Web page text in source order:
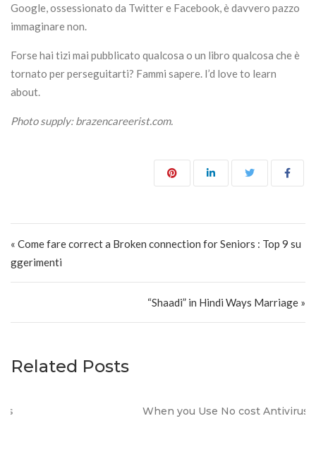
Google, ossessionato da Twitter e Facebook, è davvero pazzo
immaginare non.
Forse hai tizi mai pubblicato qualcosa o un libro qualcosa che è
tornato per perseguitarti? Fammi sapere. I’d love to learn
about.
Photo supply: brazencareerist.com.
« Come fare correct a Broken connection for Seniors : Top 9 su
ggerimenti
“Shaadi” in Hindi Ways Marriage »
Related Posts
When you Use No cost Antivirus?